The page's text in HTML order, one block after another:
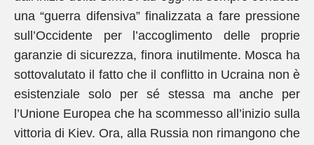
una “guerra difensiva” finalizzata a fare pressione
sull’Occidente per l’accoglimento delle proprie
garanzie di sicurezza, finora inutilmente. Mosca ha
sottovalutato il fatto che il conflitto in Ucraina non è
esistenziale solo per sé stessa ma anche per
l’Unione Europea che ha scommesso all’inizio sulla
vittoria di Kiev. Ora, alla Russia non rimangono che